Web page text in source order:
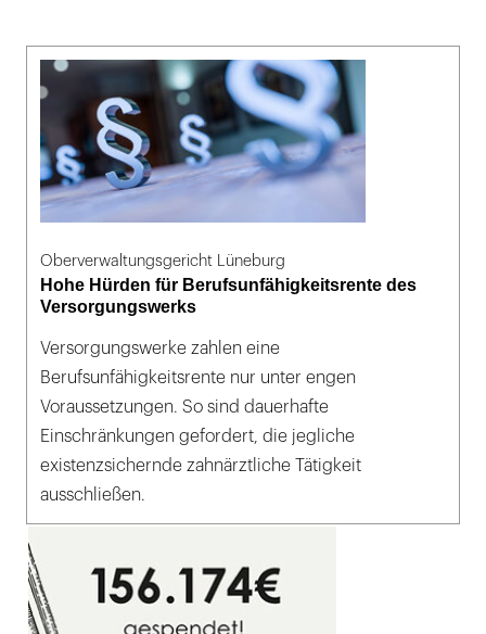
Oberverwaltungsgericht Lüneburg
Hohe Hürden für Berufsunfähigkeitsrente des
Versorgungswerks
Versorgungswerke zahlen eine
Berufsunfähigkeitsrente nur unter engen
Voraussetzungen. So sind dauerhafte
Einschränkungen gefordert, die jegliche
existenzsichernde zahnärztliche Tätigkeit
ausschließen.